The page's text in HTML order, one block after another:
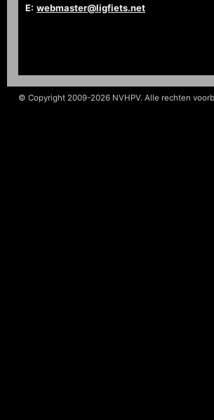
E: webmaster@ligfiets.net
© Copyright 2009-2026 NVHPV. Alle rechten